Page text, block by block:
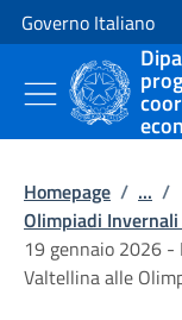
Vai al contenuto
Vai alla navigazione
Governo Italiano
Homepage / ... /
Olimpiadi
19 gennaio 2026 -
Valtellina alle